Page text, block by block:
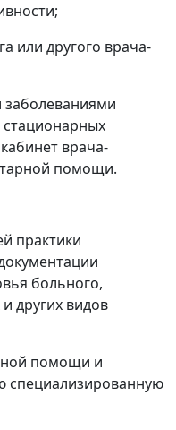
или другого врача-
врача-
помощи.
практики
больного,
других видов
помощи и
специализированную